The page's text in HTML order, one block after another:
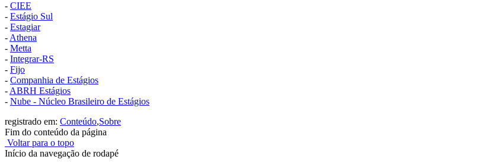
- CIEE
- Estágio Sul
- Estagiar
- Athena
- Metta
- Integrar-RS
- Fijo
- Companhia de Estágios
- ABRH Estágios
- Nube - Núcleo Brasileiro de Estágios
registrado em: Conteúdo,Sobre
Fim do conteúdo da página
Voltar para o topo
Início da navegação de rodapé